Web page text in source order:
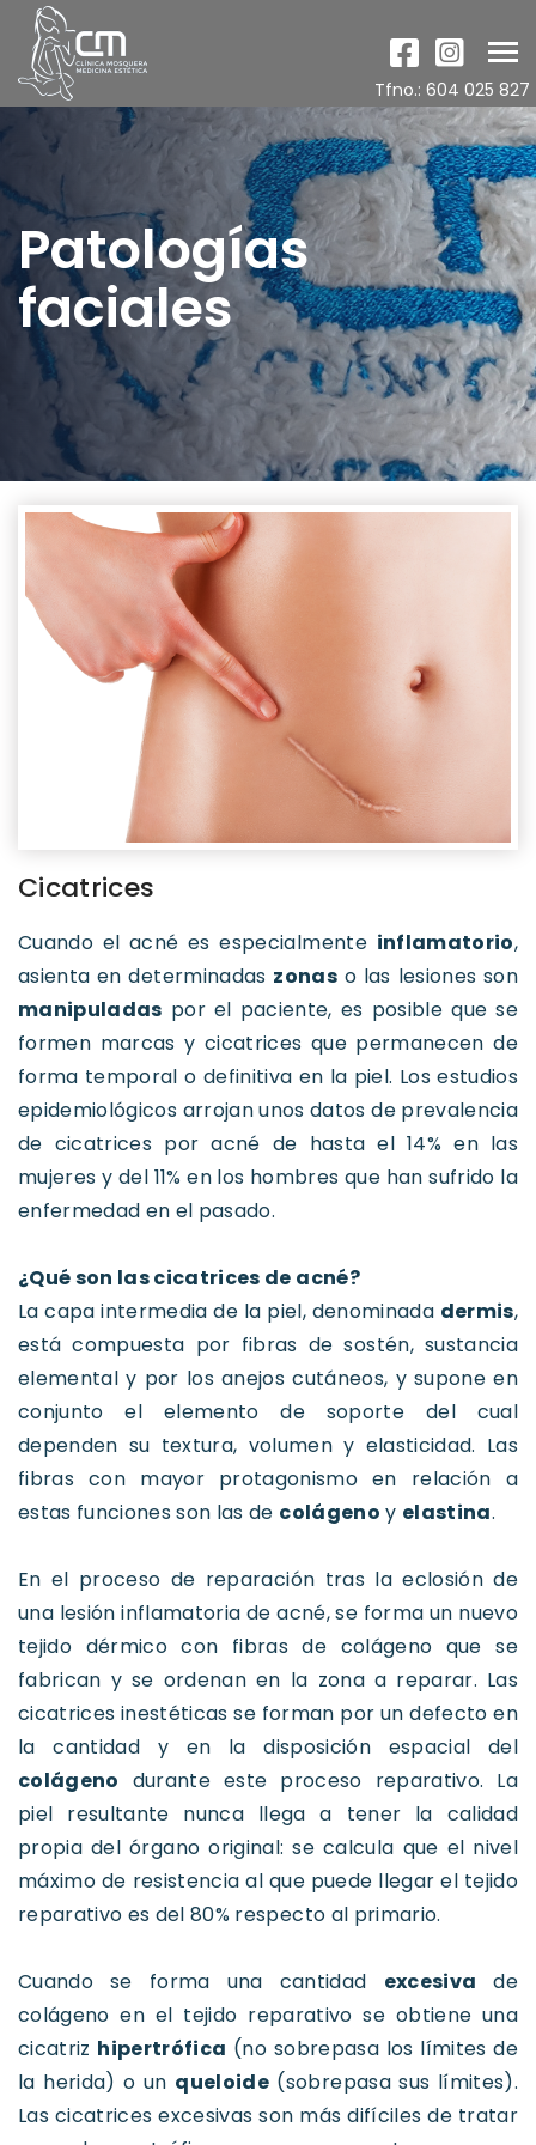
Tfno.: 604 025 827
Patologías
faciales
Cicatrices
Cuando el acné es especialmente inflamatorio,
asienta en determinadas zonas o las lesiones son
manipuladas por el paciente, es posible que se
formen marcas y cicatrices que permanecen de
forma temporal o definitiva en la piel. Los estudios
epidemiológicos arrojan unos datos de prevalencia
de cicatrices por acné de hasta el 14% en las
mujeres y del 11% en los hombres que han sufrido la
enfermedad en el pasado.
¿Qué son las cicatrices de acné?
La capa intermedia de la piel, denominada dermis,
está compuesta por fibras de sostén, sustancia
elemental y por los anejos cutáneos, y supone en
conjunto el elemento de soporte del cual
dependen su textura, volumen y elasticidad. Las
fibras con mayor protagonismo en relación a
estas funciones son las de colágeno y elastina.
En el proceso de reparación tras la eclosión de
una lesión inflamatoria de acné, se forma un nuevo
tejido dérmico con fibras de colágeno que se
fabrican y se ordenan en la zona a reparar. Las
cicatrices inestéticas se forman por un defecto en
la cantidad y en la disposición espacial del
colágeno durante este proceso reparativo. La
piel resultante nunca llega a tener la calidad
propia del órgano original: se calcula que el nivel
máximo de resistencia al que puede llegar el tejido
reparativo es del 80% respecto al primario.
Cuando se forma una cantidad excesiva de
colágeno en el tejido reparativo se obtiene una
cicatriz hipertrófica (no sobrepasa los límites de
la herida) o un queloide(sobrepasa sus límites).
Las cicatrices excesivas son más difíciles de tratar